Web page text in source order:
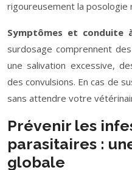
rigoureusement la posologie
Symptômes et conduite
surdosage comprennent
une salivation excessive,
des convulsions. En cas de
sans attendre votre
Prévenir les
parasitaires :
globale